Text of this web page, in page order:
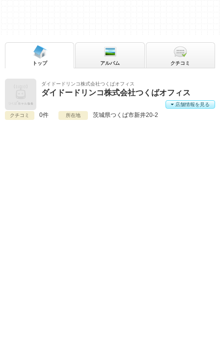
ダイドードリンコ株式会社つくばオフィス
ダイドードリンコ株式会社つくばオフィス
クチコミ 0件 所在地 茨城県つくば市新井20-2
店舗情報を見る
トップ アルバム クチコミ